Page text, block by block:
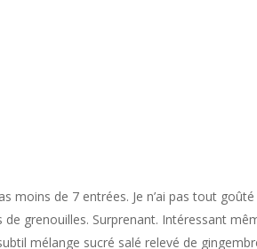
moins de 7 entrées. Je n’ai pas tout
grenouilles. Surprenant. Intéressant
mélange sucré salé relevé de